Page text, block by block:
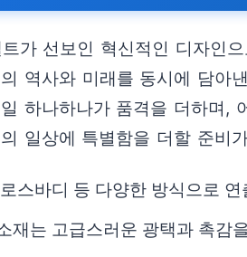
가 선보인 혁신적인 디자인
역사와 미래를 동시에 담아
하나하나가 품격을 더하며,
일상에 특별함을 더할 준비
스바디 등 다양한 방식으로
재는 고급스러운 광택과 촉감